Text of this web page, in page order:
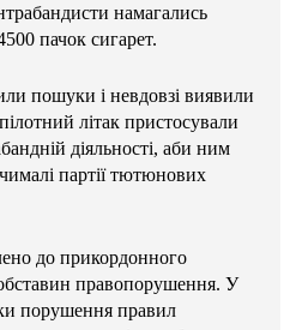
намагались
пачок сигарет.
пошуки і невдовзі виявили
літак пристосували
діяльності, аби ним
партії тютюнових
до прикордонного
обставин правопорушення. У
порушення правил